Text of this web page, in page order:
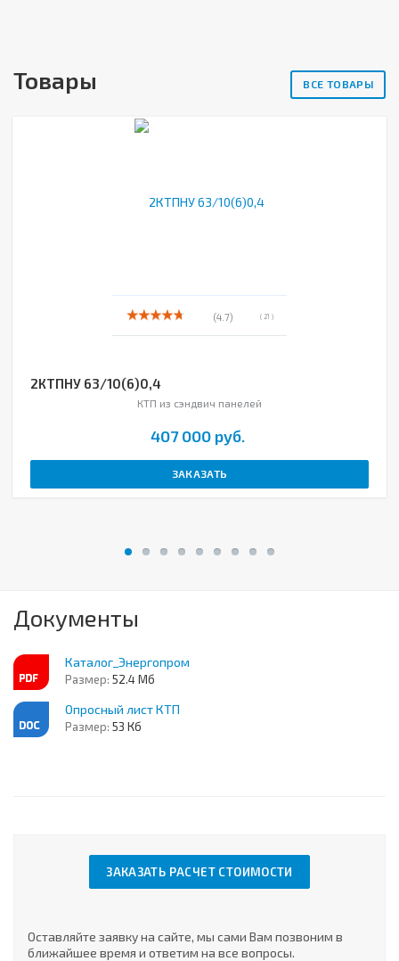
Товары ВСЕ ТОВАРЫ
(4.7) ( 21 )
2КТПНУ 63/10(6)0,4
КТП из сэндвич панелей
407 000 руб.
ЗАКАЗАТЬ
Документы
Каталог_Энергопром
Размер: 52.4 Мб
Опросный лист КТП
Размер: 53 Кб
ЗАКАЗАТЬ РАСЧЕТ СТОИМОСТИ
Оставляйте заявку на сайте, мы сами Вам позвоним в
ближайшее время и ответим на все вопросы.